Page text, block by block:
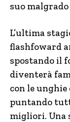
suo
L’ultima
flashfoward
spostando il
diventerà
con le unghie
puntando
migliori. Una